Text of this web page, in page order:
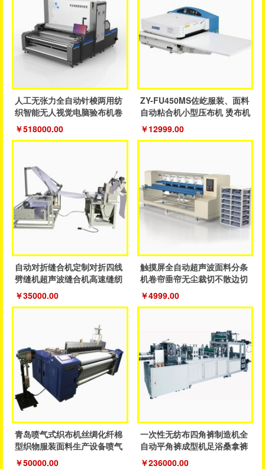
人工无张力全自动针梭两用纺
织智能无人视觉电脑验布机卷
布机
￥518000.00
ZY-FU450MS佐屹服装、面料
自动粘合机小型压布机 烫布机
￥12999.00
自动对折缝合机定制对折四线
劈缝机超声波缝合机高速缝纫
鞋服机
￥35000.00
触摸屏全自动超声波面料分条
机卷帘垂帘无尘裁切不散边切
割设备
￥4999.00
青岛喷气式织布机丝绸化纤棉
型织物服装面料生产设备喷气
织机
￥50000.00
一次性无纺布四角裤制造机全
自动平角裤成型机足浴桑拿裤
制造机器
￥236000.00